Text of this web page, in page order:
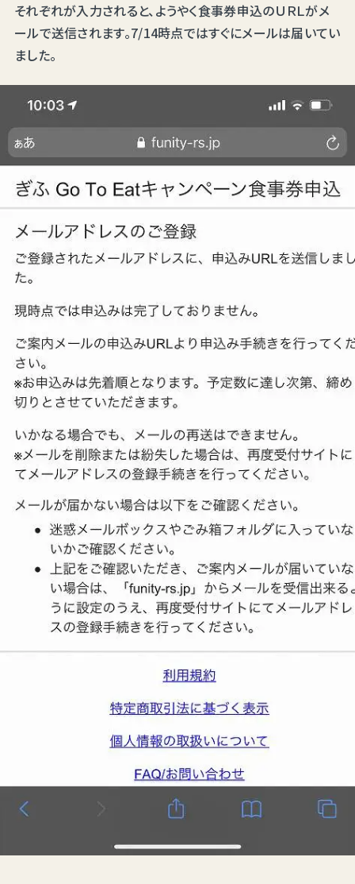
それぞれが入力されると、ようやく食事券申込のＵＲＬがメ
ールで送信されます。7/14時点ではすぐにメールは届いてい
ました。